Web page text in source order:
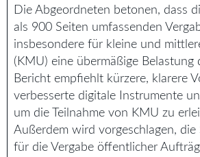
Die Abgeordneten betonen, dass
als 900 Seiten umfassenden
insbesondere für kleine und
(KMU) eine übermäßige Belastung
Bericht empfiehlt kürzere, klarere
verbesserte digitale Instrumente
um die Teilnahme von KMU zu
Außerdem wird vorgeschlagen,
für die Vergabe öffentlicher